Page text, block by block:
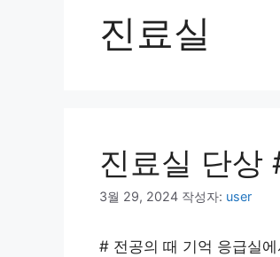
진료실
진료실 단상
3월 29, 2024 작성자: user
# 전공의 때 기억 응급실